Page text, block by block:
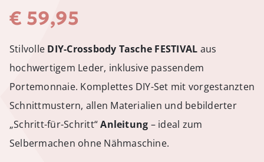
€ 59,95
Stilvolle DIY-Crossbody Tasche FESTIVAL aus
hochwertigem Leder, inklusive passendem
Portemonnaie. Komplettes DIY-Set mit vorgestanzten
Schnittmustern, allen Materialien und bebilderter
„Schritt-für-Schritt“Anleitung – ideal zum
Selbermachen ohne Nähmaschine.